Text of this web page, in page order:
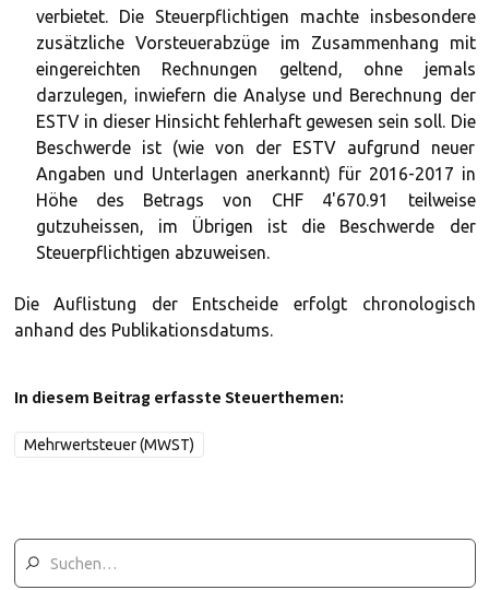
verbietet. Die Steuerpflichtigen machte insbesondere
zusätzliche Vorsteuerabzüge im Zusammenhang mit
eingereichten Rechnungen geltend, ohne jemals
darzulegen, inwiefern die Analyse und Berechnung der
ESTV in dieser Hinsicht fehlerhaft gewesen sein soll. Die
Beschwerde ist (wie von der ESTV aufgrund neuer
Angaben und Unterlagen anerkannt) für 2016-2017 in
Höhe des Betrags von CHF 4'670.91 teilweise
gutzuheissen, im Übrigen ist die Beschwerde der
Steuerpflichtigen abzuweisen.
Die Auflistung der Entscheide erfolgt chronologisch
anhand des Publikationsdatums.
In diesem Beitrag erfasste Steuerthemen:
Mehrwertsteuer (MWST)